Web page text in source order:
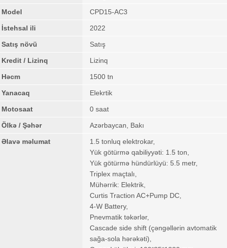
Model CPD15-AC3
İstehsal ili 2022
Satış növü Satış
Kredit / Lizinq Lizinq
Həcm 1500 tn
Yanacaq Elekrtik
Motosaat 0 saat
Ölkə / Şəhər Azərbaycan, Bakı
Əlavə məlumat
1.5 tonluq elektrokar,
Yük götürmə qabiliyyəti: 1.5 ton,
Yük götürmə hündürlüyü: 5.5 metr,
Triplex maçtalı,
Mühərrik: Elektrik,
Curtis Traction AC+Pump DC,
4-W Battery,
Pnevmatik təkərlər,
Cascade side shift (çəngəllərin avtomatik
sağa-sola hərəkəti),